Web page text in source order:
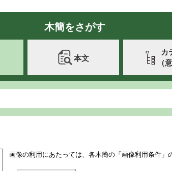
木簡をさがす
本文
カ
（
画像の利用にあたっては、各木簡の「画像利用条件」